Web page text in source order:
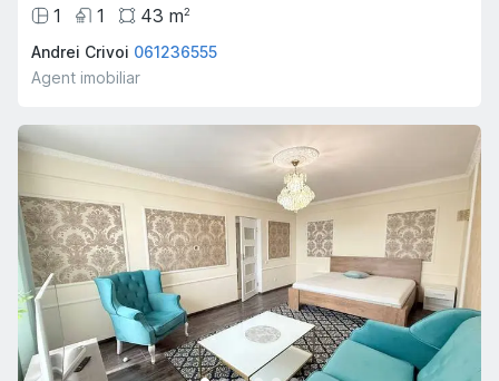
1
1 43 m2
Andrei Crivoi 061236555
Agent imobiliar